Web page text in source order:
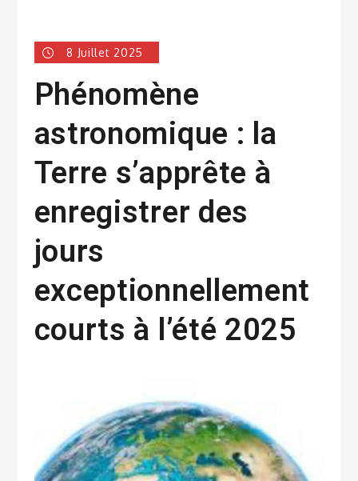
8 Juillet 2025
Phénomène
astronomique : la
Terre s’apprête à
enregistrer des
jours
exceptionnellement
courts à l’été 2025